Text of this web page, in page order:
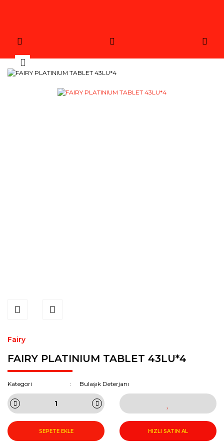
Fairy
FAIRY PLATINIUM TABLET 43LU*4
Kategori Bulaşık Deterjanı
SEPETE EKLE HIZLI SATIN AL